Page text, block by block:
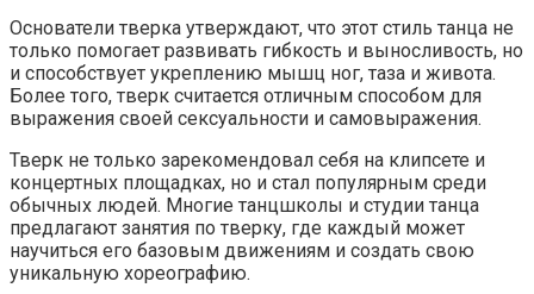
Основатели тверка утверждают, что этот стиль танца не
только помогает развивать гибкость и выносливость, но
и способствует укреплению мышц ног, таза и живота.
Более того, тверк считается отличным способом для
выражения своей сексуальности и самовыражения.
Тверк не только зарекомендовал себя на клипсете и
концертных площадках, но и стал популярным среди
обычных людей. Многие танцшколы и студии танца
предлагают занятия по тверку, где каждый может
научиться его базовым движениям и создать свою
уникальную хореографию.